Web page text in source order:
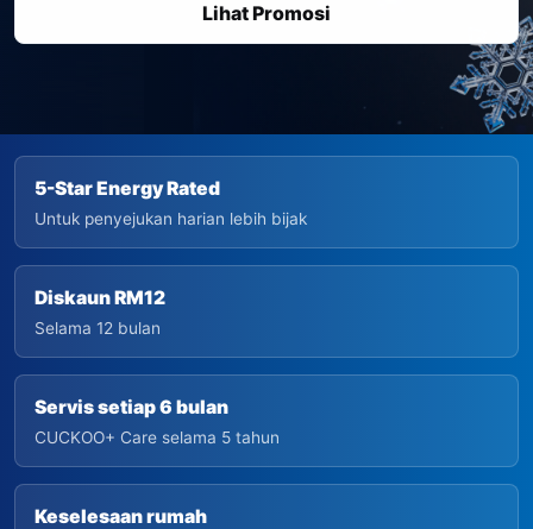
Lihat Promosi
5-Star Energy Rated
Untuk penyejukan harian lebih bijak
Diskaun RM12
Selama 12 bulan
Servis setiap 6 bulan
CUCKOO+ Care selama 5 tahun
Keselesaan rumah